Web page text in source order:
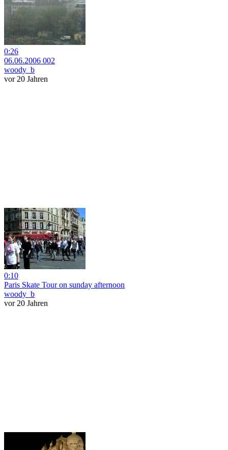
0:26
06.06.2006 002
woody_b
vor 20 Jahren
0:10
Paris Skate Tour on sunday afternoon
woody_b
vor 20 Jahren